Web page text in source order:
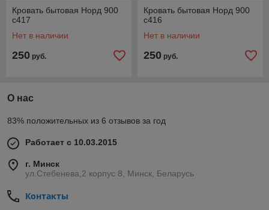
Кровать бытовая Норд 900
с417
Нет в наличии
250 руб.
Кровать бытовая Норд 900
с416
Нет в наличии
250 руб.
О нас
83% положительных из 6 отзывов за год
Работает с 10.03.2015
г. Минск
ул.Стебенева,2 корпус 8, Минск, Беларусь
Контакты